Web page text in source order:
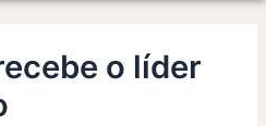
o líder